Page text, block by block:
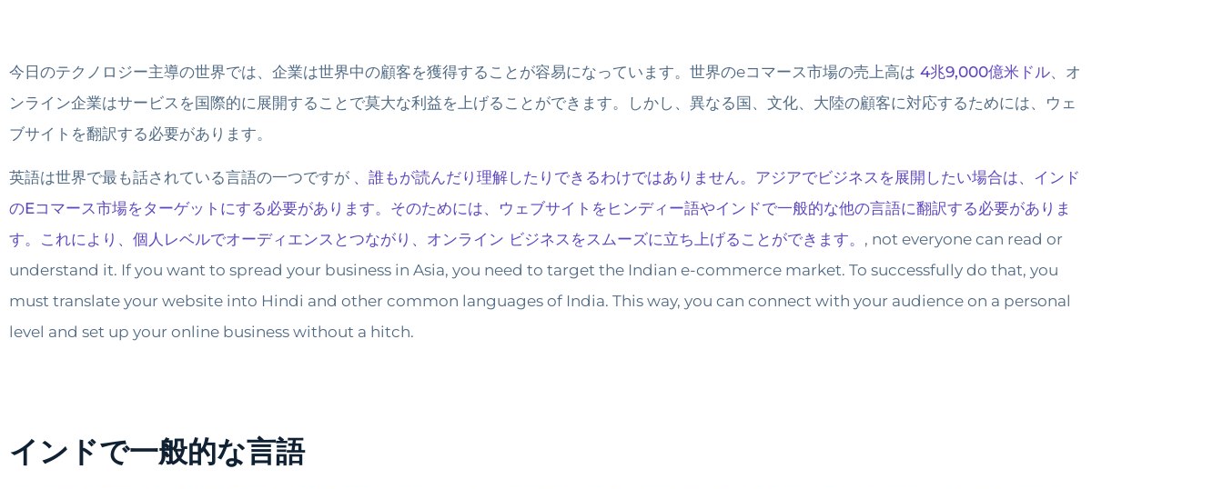
今日のテクノロジー主導の世界では、企業は世界中の顧客を獲得することが容易になっています。世界のeコマース市場の売上高は 4兆9,000億米ドル、オ
ンライン企業はサービスを国際的に展開することで莫大な利益を上げることができます。しかし、異なる国、文化、大陸の顧客に対応するためには、ウェ
ブサイトを翻訳する必要があります。
英語は世界で最も話されている言語の一つですが 、誰もが読んだり理解したりできるわけではありません。アジアでビジネスを展開したい場合は、インド
のEコマース市場をターゲットにする必要があります。そのためには、ウェブサイトをヒンディー語やインドで一般的な他の言語に翻訳する必要がありま
す。これにより、個人レベルでオーディエンスとつながり、オンライン ビジネスをスムーズに立ち上げることができます。 , not everyone can read or
understand it. If you want to spread your business in Asia, you need to target the Indian e-commerce market. To successfully do that, you
must translate your website into Hindi and other common languages of India. This way, you can connect with your audience on a personal
level and set up your online business without a hitch.
インドで一般的な言語